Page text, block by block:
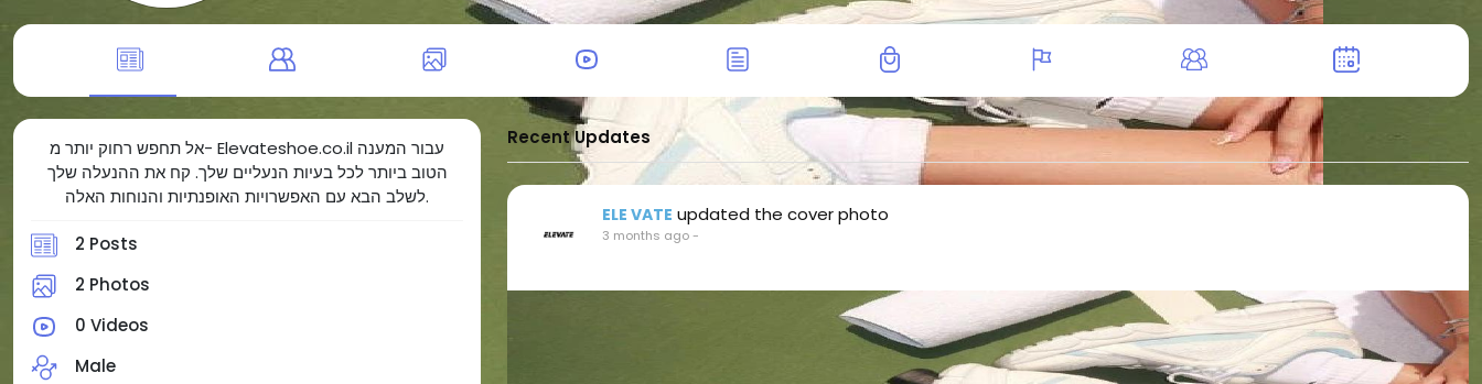
אל תחפש רחוק יותר מ- Elevateshoe.co.il עבור המענה
הטוב ביותר לכל בעיות הנעליים שלך. קח את ההנעלה שלך
לשלב הבא עם האפשרויות האופנתיות והנוחות האלה.
2 Posts
2 Photos
0 Videos
Male
Recent Updates
ELE VATE updated the cover photo
3 months ago-